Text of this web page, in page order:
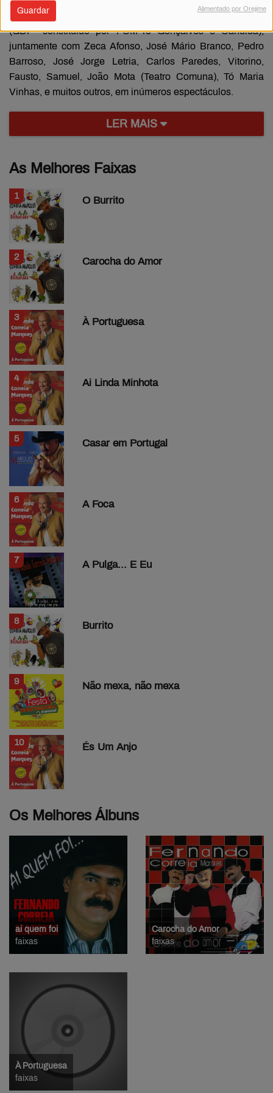
Guardar Alimentado por Orejime
participando com o seu Grupo de Dinamização Popular
(GDP- constituído por FCM-Tó Gonçalves e Cândida),
juntamente com Zeca Afonso, José Mário Branco, Pedro
Barroso, José Jorge Letria, Carlos Paredes, Vitorino,
Fausto, Samuel, João Mota (Teatro Comuna), Tó Maria
Vinhas, e muitos outros, em inúmeros espectáculos.
LER MAIS
As Melhores Faixas
1 O Burrito
2 Carocha do Amor
3 À Portuguesa
4 Ai Linda Minhota
5 Casar em Portugal
6 A Foca
7 A Pulga... E Eu
8 Burrito
9 Não mexa, não mexa
10 És Um Anjo
Os Melhores Álbuns
ai quem foi
faixas
Carocha do Amor
faixas
À Portuguesa
faixas